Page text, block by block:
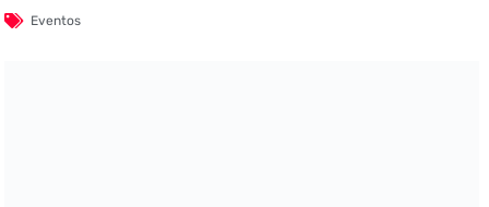
Eventos